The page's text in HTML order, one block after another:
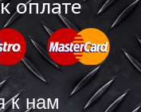
оплате
к нам